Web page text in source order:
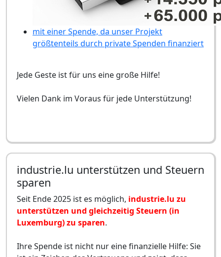
mit einer Spende, da unser Projekt
größtenteils durch private Spenden finanziert
Jede Geste ist für uns eine große Hilfe!
Vielen Dank im Voraus für jede Unterstützung!
industrie.lu unterstützen und Steuern
sparen
Seit Ende 2025 ist es möglich, industrie.lu zu
unterstützen und gleichzeitig Steuern (in
Luxemburg) zu sparen.
Ihre Spende ist nicht nur eine finanzielle Hilfe: Sie